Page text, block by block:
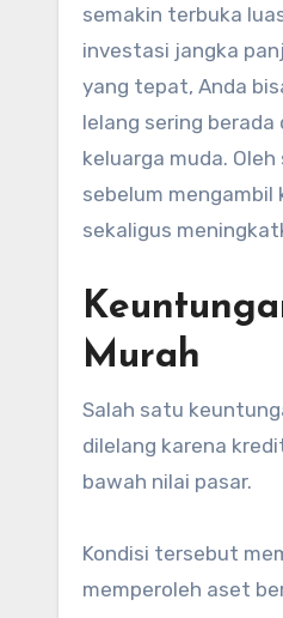
semakin terbuka
investasi jangka
yang tepat, Anda
lelang sering
keluarga muda.
sebelum
sekaligus
Murah
Salah satu
dilelang karena
bawah nilai pasar.
Kondisi tersebut
memperoleh aset